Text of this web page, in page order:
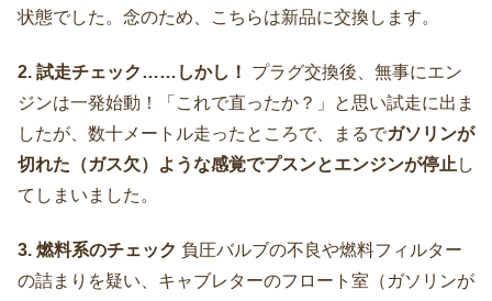
状態でした。念のため、こちらは新品に交換します。
2. 試走チェック……しかし！
プラグ交換後、無事にエン
ジンは一発始動！「これで直ったか？」と思い試走に出ま
したが、数十メートル走ったところで、まるでガソリンが
切れた（ガス欠）ような感覚でプスンとエンジンが停止 し
てしまいました。
3. 燃料系のチェック 負圧バルブの不良や燃料フィルター
の詰まりを疑い、キャブレターのフロート室（ガソリンが